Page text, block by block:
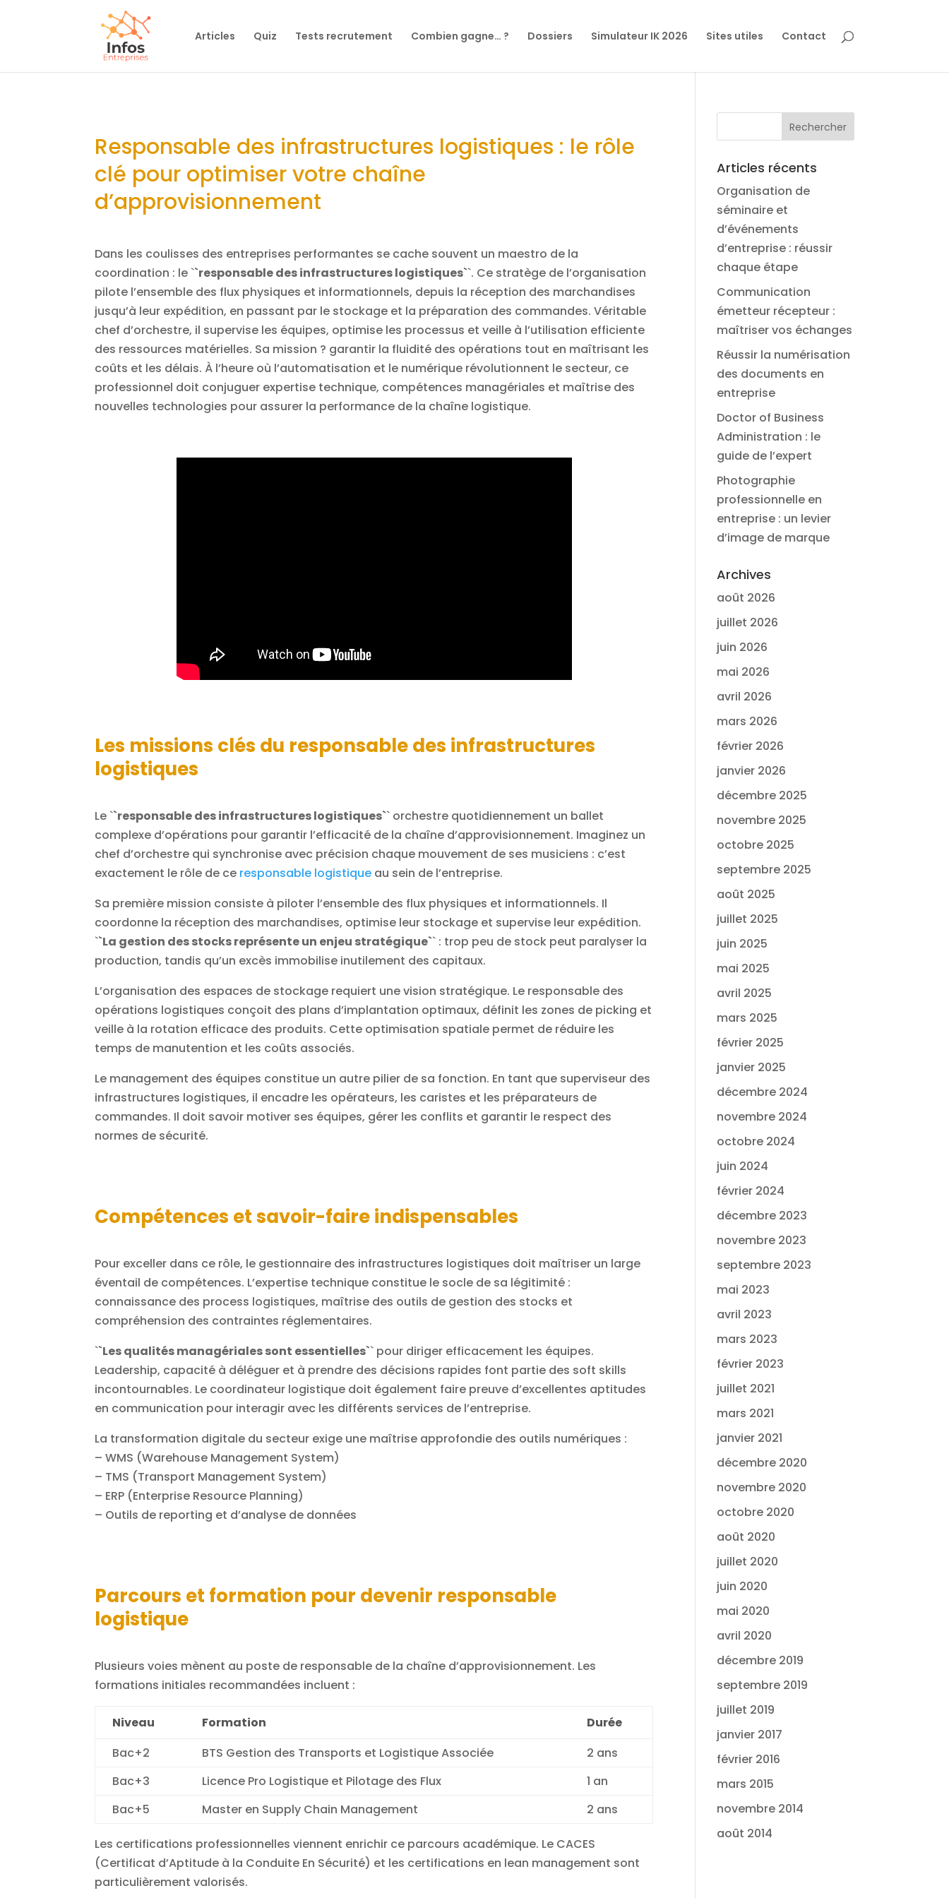
Articles Quiz Tests recrutement Combien gagne… ? Dossiers Simulateur IK 2026 Sites utiles Contact
Responsable des infrastructures logistiques : le rôle
clé pour optimiser votre chaîne
d’approvisionnement
Dans les coulisses des entreprises performantes se cache souvent un maestro de la
coordination : le ``responsable des infrastructures logistiques``. Ce stratège de l’organisation
pilote l’ensemble des flux physiques et informationnels, depuis la réception des marchandises
jusqu’à leur expédition, en passant par le stockage et la préparation des commandes. Véritable
chef d’orchestre, il supervise les équipes, optimise les processus et veille à l’utilisation efficiente
des ressources matérielles. Sa mission ? garantir la fluidité des opérations tout en maîtrisant les
coûts et les délais. À l’heure où l’automatisation et le numérique révolutionnent le secteur, ce
professionnel doit conjuguer expertise technique, compétences managériales et maîtrise des
nouvelles technologies pour assurer la performance de la chaîne logistique.
Les missions clés du responsable des infrastructures
logistiques
Le ``responsable des infrastructures logistiques`` orchestre quotidiennement un ballet
complexe d’opérations pour garantir l’efficacité de la chaîne d’approvisionnement. Imaginez un
chef d’orchestre qui synchronise avec précision chaque mouvement de ses musiciens : c’est
exactement le rôle de ce responsable logistique au sein de l’entreprise.
Sa première mission consiste à piloter l’ensemble des flux physiques et informationnels. Il
coordonne la réception des marchandises, optimise leur stockage et supervise leur expédition.
``La gestion des stocks représente un enjeu stratégique`` : trop peu de stock peut paralyser la
production, tandis qu’un excès immobilise inutilement des capitaux.
L’organisation des espaces de stockage requiert une vision stratégique. Le responsable des
opérations logistiques conçoit des plans d’implantation optimaux, définit les zones de picking et
veille à la rotation efficace des produits. Cette optimisation spatiale permet de réduire les
temps de manutention et les coûts associés.
Le management des équipes constitue un autre pilier de sa fonction. En tant que superviseur des
infrastructures logistiques, il encadre les opérateurs, les caristes et les préparateurs de
commandes. Il doit savoir motiver ses équipes, gérer les conflits et garantir le respect des
normes de sécurité.
Compétences et savoir-faire indispensables
Pour exceller dans ce rôle, le gestionnaire des infrastructures logistiques doit maîtriser un large
éventail de compétences. L’expertise technique constitue le socle de sa légitimité :
connaissance des process logistiques, maîtrise des outils de gestion des stocks et
compréhension des contraintes réglementaires.
``Les qualités managériales sont essentielles`` pour diriger efficacement les équipes.
Leadership, capacité à déléguer et à prendre des décisions rapides font partie des soft skills
incontournables. Le coordinateur logistique doit également faire preuve d’excellentes aptitudes
en communication pour interagir avec les différents services de l’entreprise.
La transformation digitale du secteur exige une maîtrise approfondie des outils numériques :
– WMS (Warehouse Management System)
– TMS (Transport Management System)
– ERP (Enterprise Resource Planning)
– Outils de reporting et d’analyse de données
Parcours et formation pour devenir responsable
logistique
Plusieurs voies mènent au poste de responsable de la chaîne d’approvisionnement. Les
formations initiales recommandées incluent :
Niveau Formation
Durée
Bac+2
BTS Gestion des Transports et Logistique Associée
2 ans
Bac+3
Licence Pro Logistique et Pilotage des Flux
1 an
Bac+5
Master en Supply Chain Management 2 ans
Les certifications professionnelles viennent enrichir ce parcours académique. Le CACES
(Certificat d’Aptitude à la Conduite En Sécurité) et les certifications en lean management sont
particulièrement valorisés.
Articles récents
Organisation de
séminaire et
d’événements
d’entreprise : réussir
chaque étape
Communication
émetteur récepteur :
maîtriser vos échanges
Réussir la numérisation
des documents en
entreprise
Doctor of Business
Administration : le
guide de l’expert
Photographie
professionnelle en
entreprise : un levier
d’image de marque
Archives
août 2026
juillet 2026
juin 2026
mai 2026
avril 2026
mars 2026
février 2026
janvier 2026
décembre 2025
novembre 2025
octobre 2025
septembre 2025
août 2025
juillet 2025
juin 2025
mai 2025
avril 2025
mars 2025
février 2025
janvier 2025
décembre 2024
novembre 2024
octobre 2024
juin 2024
février 2024
décembre 2023
novembre 2023
septembre 2023
mai 2023
avril 2023
mars 2023
février 2023
juillet 2021
mars 2021
janvier 2021
décembre 2020
novembre 2020
octobre 2020
août 2020
juillet 2020
juin 2020
mai 2020
avril 2020
décembre 2019
septembre 2019
juillet 2019
janvier 2017
février 2016
mars 2015
novembre 2014
août 2014